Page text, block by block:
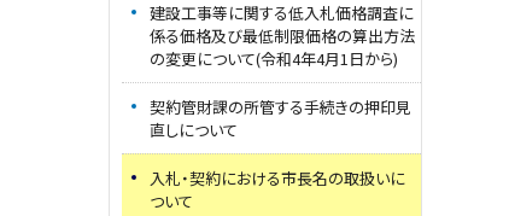
建設工事等に関する低入札価格調査に
係る価格及び最低制限価格の算出方法
の変更について(令和4年4月1日から)
契約管財課の所管する手続きの押印見
直しについて
入札・契約における市長名の取扱いに
ついて